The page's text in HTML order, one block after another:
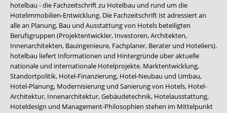
hotelbau - die Fachzeitschrift zu Hotelbau und rund um die
Hotelimmobilien-Entwicklung. Die Fachzeitschrift ist adressiert an
alle an Planung, Bau und Ausstattung von Hotels beteiligten
Berufsgruppen (Projektentwickler, Investoren, Architekten,
Innenarchitekten, Bauingenieure, Fachplaner, Berater und Hoteliers).
hotelbau liefert Informationen und Hintergründe über aktuelle
nationale und internationale Hotelprojekte. Marktentwicklung,
Standortpolitik, Hotel-Finanzierung, Hotel-Neubau und Umbau,
Hotel-Planung, Modernisierung und Sanierung von Hotels, Hotel-
Architektur, Innenarchitektur, Gebäudetechnik, Hotelausstattung,
Hoteldesign und Management-Philosophien stehen im Mittelpunkt